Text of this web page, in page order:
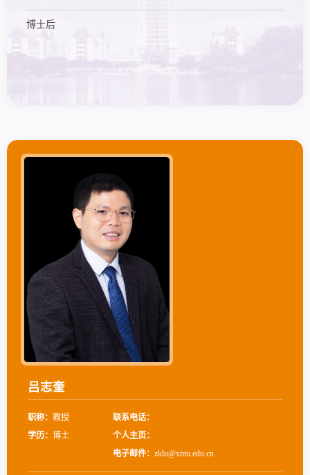
博士后
吕志奎
职称： 教授
学历： 博士
联系电话：
个人主页：
电子邮件： zklu@xmu.edu.cn